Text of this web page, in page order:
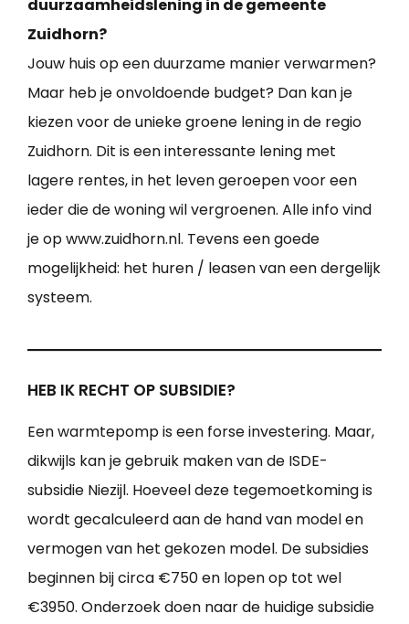
duurzaamheidslening in de gemeente
Zuidhorn?
Jouw huis op een duurzame manier verwarmen?
Maar heb je onvoldoende budget? Dan kan je
kiezen voor de unieke groene lening in de regio
Zuidhorn. Dit is een interessante lening met
lagere rentes, in het leven geroepen voor een
ieder die de woning wil vergroenen. Alle info vind
je op www.zuidhorn.nl. Tevens een goede
mogelijkheid: het huren / leasen van een dergelijk
systeem.
HEB IK RECHT OP SUBSIDIE?
Een warmtepomp is een forse investering. Maar,
dikwijls kan je gebruik maken van de ISDE-
subsidie Niezijl. Hoeveel deze tegemoetkoming is
wordt gecalculeerd aan de hand van model en
vermogen van het gekozen model. De subsidies
beginnen bij circa €750 en lopen op tot wel
€3950. Onderzoek doen naar de huidige subsidie